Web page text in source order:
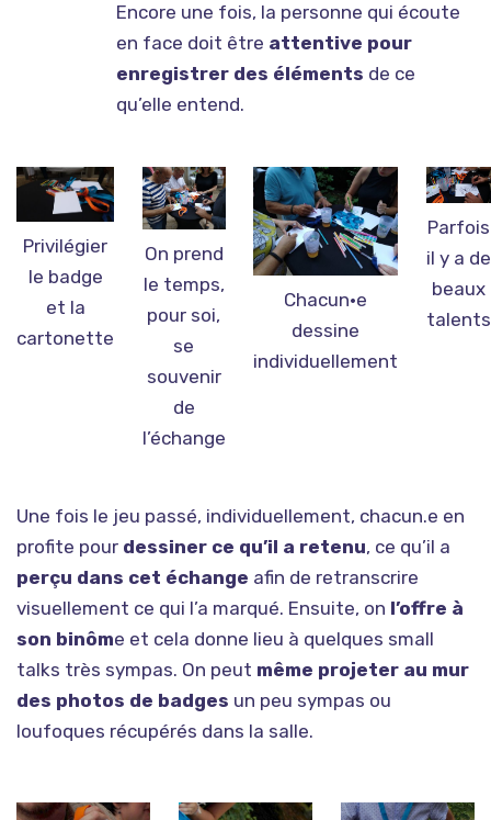
Encore une fois, la personne qui écoute
en face doit être attentive pour
enregistrer des éléments de ce
qu’elle entend.
Privilégier
le badge
et la
cartonette
On prend
le temps,
pour soi,
se
souvenir
de
l’échange
Chacun·e
dessine
individuellement
Parfois
il y a de
beaux
talents
Une fois le jeu passé, individuellement, chacun.e en
profite pour dessiner ce qu’il a retenu, ce qu’il a
perçu dans cet échange afin de retranscrire
visuellement ce qui l’a marqué. Ensuite, on l’offre à
son binôme et cela donne lieu à quelques small
talks très sympas. On peut même projeter au mur
des photos de badges un peu sympas ou
loufoques récupérés dans la salle.